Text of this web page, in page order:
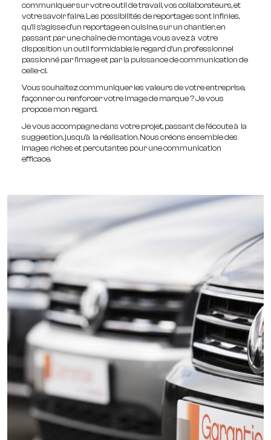
communiquer sur votre outil de travail, vos collaborateurs, et
votre savoir faire. Les possibilités de reportages sont infinies,
qu’il s’agisse d’un reportage en cuisine, sur un chantier, en
passant par une chaîne de montage, vous avez à votre
disposition un outil formidable; le regard d’un professionnel
passionné par l’image et par la puissance de communication de
celle-ci.
Vous souhaitez communiquer les valeurs de votre entreprise,
façonner ou renforcer votre image de marque ? Je vous
propose mon regard.
Je vous accompagne dans votre projet, passant de l’écoute à la
suggestion, jusqu’à la réalisation. Nous créons ensemble des
images riches et percutantes pour une communication
efficace.